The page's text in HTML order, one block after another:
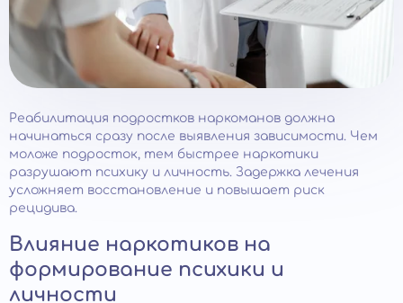
Реабилитация подростков наркоманов должна
начинаться сразу после выявления зависимости. Чем
моложе подросток, тем быстрее наркотики
разрушают психику и личность. Задержка лечения
усложняет восстановление и повышает риск
рецидива.
Влияние наркотиков на
формирование психики и
личности